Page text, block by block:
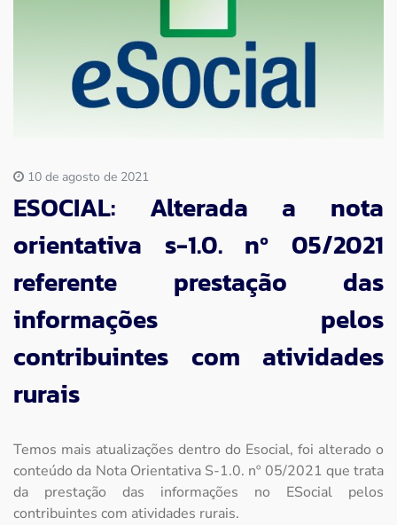
Imprensa
Contato
10 de agosto de 2021
ESOCIAL: Alterada a nota
orientativa s-1.0. nº 05/2021
referente prestação das
informações pelos
contribuintes com atividades
rurais
Temos mais atualizações dentro do Esocial, foi alterado o
conteúdo da Nota Orientativa S-1.0. nº 05/2021 que trata
da prestação das informações no ESocial pelos
contribuintes com atividades rurais.